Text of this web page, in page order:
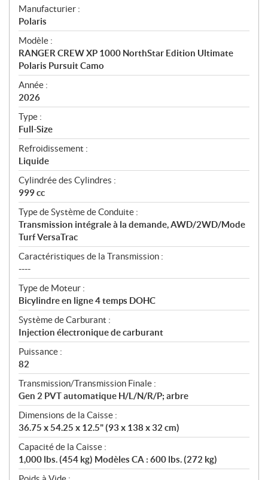
S
p
é
c
i
f
i
c
a
t
i
o
n
s
Manufacturier :
Polaris
Modèle :
RANGER CREW XP 1000 NorthStar Edition Ultimate
Polaris Pursuit Camo
Année :
2026
Type :
Full-Size
Refroidissement :
Liquide
Cylindrée des Cylindres :
999 cc
Type de Système de Conduite :
Transmission intégrale à la demande, AWD/2WD/Mode
Turf VersaTrac
Caractéristiques de la Transmission :
----
Type de Moteur :
Bicylindre en ligne 4 temps DOHC
Système de Carburant :
Injection électronique de carburant
Puissance :
82
Transmission/Transmission Finale :
Gen 2 PVT automatique H/L/N/R/P; arbre
Dimensions de la Caisse :
36.75 x 54.25 x 12.5" (93 x 138 x 32 cm)
Capacité de la Caisse :
1,000 lbs. (454 kg) Modèles CA : 600 lbs. (272 kg)